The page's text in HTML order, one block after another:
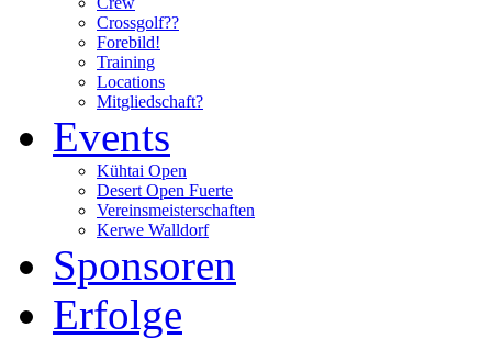
Crossgolf??
Forebild!
Training
Locations
Mitgliedschaft?
Events
Kühtai Open
Desert Open Fuerte
Vereinsmeisterschaften
Kerwe Walldorf
Sponsoren
Erfolge